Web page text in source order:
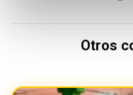
Otros